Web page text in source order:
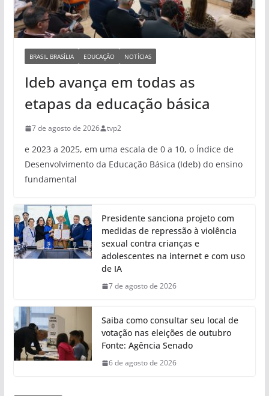
BRASIL BRASÍLIA EDUCAÇÃO NOTÍCIAS
Ideb avança em todas as
etapas da educação básica
7 de agosto de 2026 tvp2
e 2023 a 2025, em uma escala de 0 a 10, o Índice de
Desenvolvimento da Educação Básica (Ideb) do ensino
fundamental
Presidente sanciona projeto com
medidas de repressão à violência
sexual contra crianças e
adolescentes na internet e com uso
de IA
7 de agosto de 2026
Saiba como consultar seu local de
votação nas eleições de outubro
Fonte: Agência Senado
6 de agosto de 2026